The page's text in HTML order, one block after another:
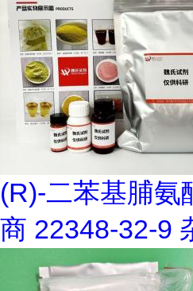
(R)-二苯基脯氨
商 22348-32-9